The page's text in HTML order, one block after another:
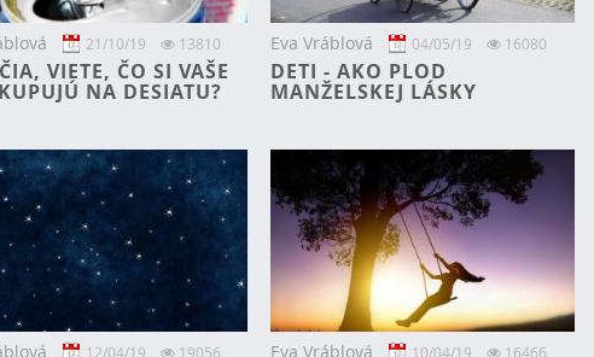
21/10/19 13810
VIETE, ČO SI VAŠE
NA DESIATU?
Eva Vráblová 04/05/19 16080
DETI - AKO PLOD
MANŽELSKEJ LÁSKY
12/04/19 19056 Eva Vráblová 10/04/19 16466